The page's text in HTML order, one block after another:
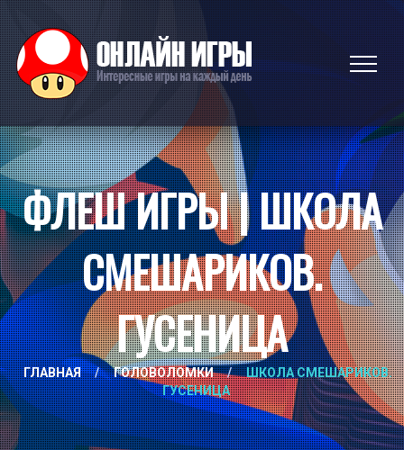
ФЛЕШ ИГРЫ | ШКОЛА
СМЕШАРИКОВ.
ГУСЕНИЦА
ГЛАВНАЯ / ГОЛОВОЛОМКИ /
ШКОЛА СМЕШАРИКОВ.
ГУСЕНИЦА